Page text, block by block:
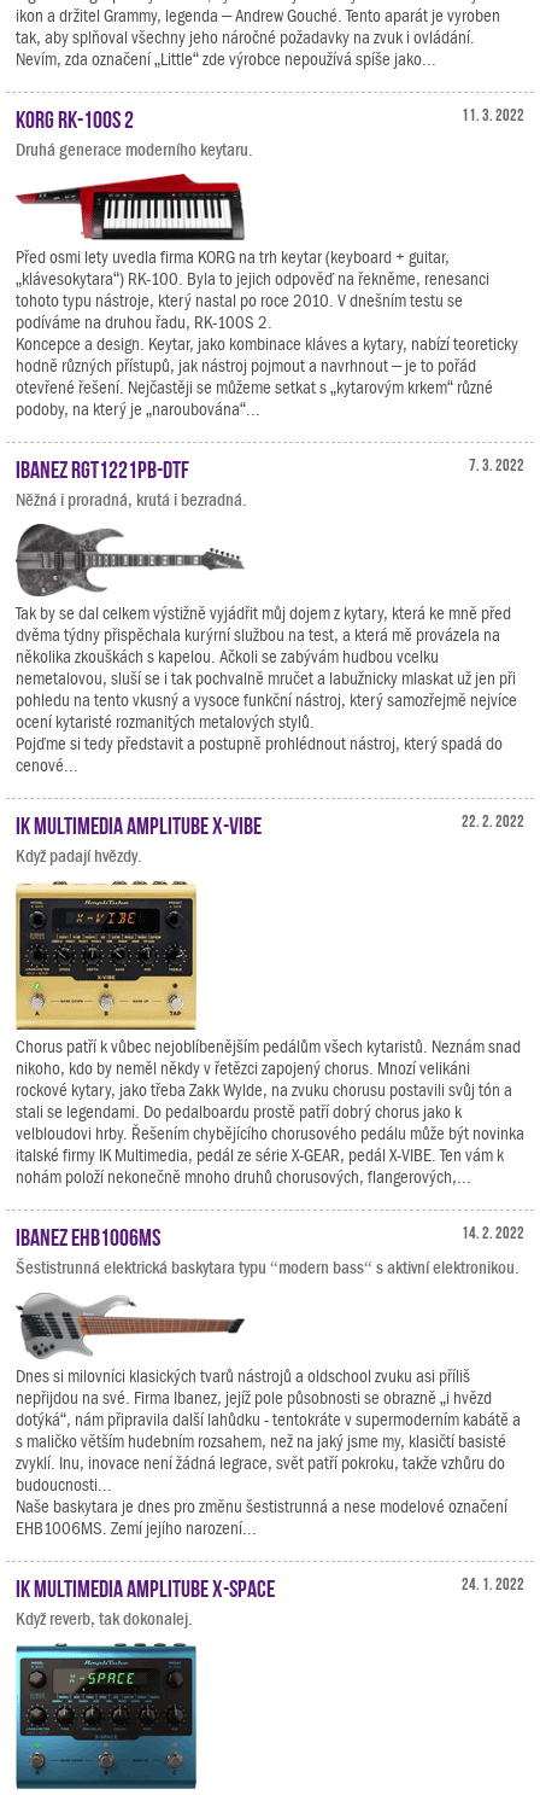
ikon a držitel Grammy, legenda – Andrew Gouché. Tento aparát je vyroben
tak, aby splňoval všechny jeho náročné požadavky na zvuk i ovládání.
Nevím, zda označení „Little“ zde výrobce nepoužívá spíše jako...
11. 3. 2022
KORG RK-100S 2
Druhá generace moderního keytaru.
Před osmi lety uvedla firma KORG na trh keytar (keyboard + guitar,
„klávesokytara“) RK-100. Byla to jejich odpověď na řekněme, renesanci
tohoto typu nástroje, který nastal po roce 2010. V dnešním testu se
podíváme na druhou řadu, RK-100S 2.
Koncepce a design. Keytar, jako kombinace kláves a kytary, nabízí teoreticky
hodně různých přístupů, jak nástroj pojmout a navrhnout – je to pořád
otevřené řešení. Nejčastěji se můžeme setkat s „kytarovým krkem“ různé
podoby, na který je „naroubována“...
7. 3. 2022
Ibanez RGT1221PB-DTF
Něžná i proradná, krutá i bezradná.
Tak by se dal celkem výstižně vyjádřit můj dojem z kytary, která ke mně před
dvěma týdny přispěchala kurýrní službou na test, a která mě provázela na
několika zkouškách s kapelou. Ačkoli se zabývám hudbou vcelku
nemetalovou, sluší se i tak pochvalně mručet a labužnicky mlaskat už jen při
pohledu na tento vkusný a vysoce funkční nástroj, který samozřejmě nejvíce
ocení kytaristé rozmanitých metalových stylů.
Pojďme si tedy představit a postupně prohlédnout nástroj, který spadá do
cenové...
22. 2. 2022
IK Multimedia AmpliTube X-VIBE
Když padají hvězdy.
Chorus patří k vůbec nejoblíbenějším pedálům všech kytaristů. Neznám snad
nikoho, kdo by neměl někdy v řetězci zapojený chorus. Mnozí velikáni
rockové kytary, jako třeba Zakk Wylde, na zvuku chorusu postavili svůj tón a
stali se legendami. Do pedalboardu prostě patří dobrý chorus jako k
velbloudovi hrby. Řešením chybějícího chorusového pedálu může být novinka
italské firmy IK Multimedia, pedál ze série X-GEAR, pedál X-VIBE. Ten vám k
nohám položí nekonečně mnoho druhů chorusových, flangerových,...
14. 2. 2022
Ibanez EHB1006MS
Šestistrunná elektrická baskytara typu “modern bass“ s aktivní elektronikou.
Dnes si milovníci klasických tvarů nástrojů a oldschool zvuku asi příliš
nepřijdou na své. Firma Ibanez, jejíž pole působnosti se obrazně „i hvězd
dotýká“, nám připravila další lahůdku - tentokráte v supermoderním kabátě a
s maličko větším hudebním rozsahem, než na jaký jsme my, klasičtí basisté
zvyklí. Inu, inovace není žádná legrace, svět patří pokroku, takže vzhůru do
budoucnosti...
Naše baskytara je dnes pro změnu šestistrunná a nese modelové označení
EHB1006MS. Zemí jejího narození...
24. 1. 2022
IK Multimedia AmpliTube X-SPACE
Když reverb, tak dokonalej.